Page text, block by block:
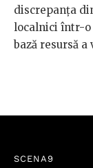
discrepanța
localnici într-o
bază resursă a
SCENA9